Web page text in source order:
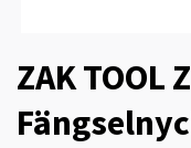
ZAK TOOL